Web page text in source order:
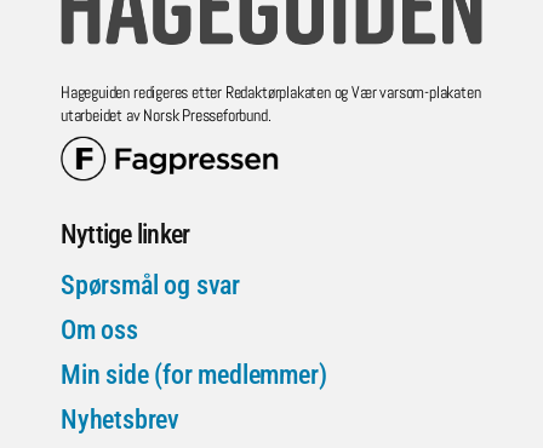
Hageguiden redigeres etter Redaktørplakaten og Vær varsom-plakaten
utarbeidet av Norsk Presseforbund.
Nyttige linker
Spørsmål og svar
Om oss
Min side (for medlemmer)
Nyhetsbrev